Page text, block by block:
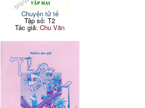
Chuyện tử tế
Tập số: T2
Tác giả:Chu Văn